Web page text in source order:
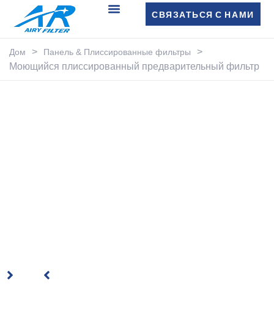
СВЯЗАТЬСЯ С НАМИ
Дом > Панель & Плиссированные фильтры
>
Моющийся плиссированный предварительный фильтр